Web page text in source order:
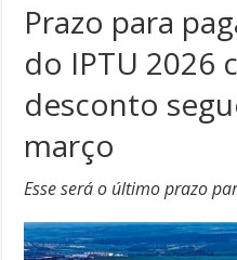
Prazo para
do IPTU 2026
desconto
março
Esse será o último prazo